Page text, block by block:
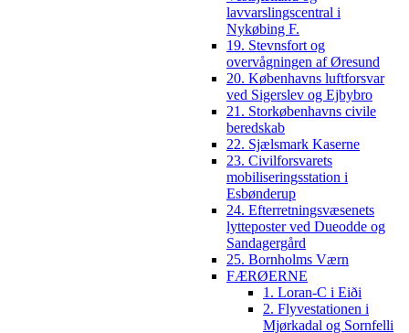
lavvarslingscentral i
Nykøbing F.
19. Stevnsfort og
overvågningen af Øresund
20. Københavns luftforsvar
ved Sigerslev og Ejbybro
21. Storkøbenhavns civile
beredskab
22. Sjælsmark Kaserne
23. Civilforsvarets
mobiliseringsstation i
Esbønderup
24. Efterretningsvæsenets
lytteposter ved Dueodde og
Sandagergård
25. Bornholms Værn
FÆRØERNE
1. Loran-C i Eiði
2. Flyvestationen i
Mjørkadal og Sornfelli